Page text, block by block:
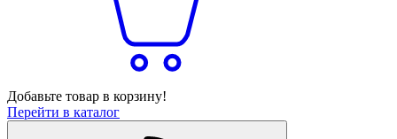
Добавьте товар в корзину!
Перейти в каталог